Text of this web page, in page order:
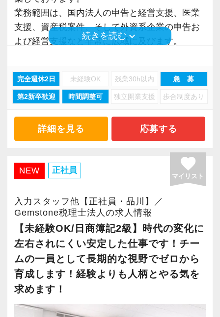
力、主体性、協働性を兼ね備えることが必須で
す。
当社では、経験者の方には裁量権を大きく与え
【さまざまな強みを持つプロに囲まれ、刺激を
株式上場支援を行う多数の公認会計士から税務
の業務依頼が多いことから、プロからの評価が
高い税理士事務所である点が特徴です。
・元上場企業経理部⻑経験のある税理士
・株式上場、株価算定、ストックオプション評
門性を持つメンバーと一緒に働くことで、大き
な刺激と学びを得ることができます。
【ワークライフバランス重視の自由な仕事スタ
イルです！】
会社は成⻑中ですが、スタッフに過度な負荷を
かけるような急成⻑は目指していません。基本
的には定時で残業をせずに退社することを強く
少人数＆風通しの良い自由な雰囲気の会計事務
所で、わからないことは気軽に相談できる環境
です。安心してご応募ください。
業務範囲は、国内法人の申告と経営支援、医業
支援、資産税案件、そして外資系企業の申告お
よび経営支援など非常に広域に及びます。
場企業まで多種多様です。
資格取得に本気で取り組み、将来税理士として
活躍したい方。
を歓迎。
これまで培ってきた担当者としての経験や知識
を活かしながら、さらに多様な業務にチャレン
ジし、成長を志向していただけます。
【キャリアパスについて】
実務経験の浅い方の場合は…。
まずはスタッフレベルからスタート。
仕訳・入力、決算・申告書の作成といった、基
本的な業務からしっかりと土台を築いていきま
しょう。
経験豊富なマネージャーと組んでお客様を担当
していただきますので、安心して仕事に取り組
み、ステップアップを目指すことができます。
続きを読む keyboard_arrow_down
完全週休2日 未経験OK 残業30h以内 急 募
第2新卒歓迎 時間調整可 独立開業支援 歩合制度あり
詳細を見る 応募する
NEW 正社員 favorite
マイリスト
入力スタッフ他【正社員・品川】／
Gemstone税理士法人の求人情報
【未経験OK/日商簿記2級】時代の変化に
左右されにくい安定した仕事です！チー
ムの一員として⻑期的な視野でゼロから
育成します！経験よりも人柄とやる気を
求めます！